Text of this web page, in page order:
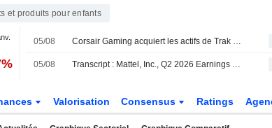
et produits pour enfants
05/08 Corsair Gaming acquiert les actifs de Trak Racer pour élargir son portefeuille de simulation
05/08 Transcript : Mattel, Inc., Q2 2026 Earnings Call, Aug 04, 2026
Valorisation Consensus Ratings